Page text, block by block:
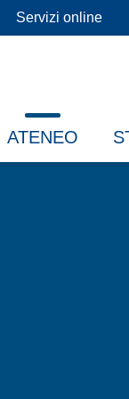
Servizi online
ATENEO